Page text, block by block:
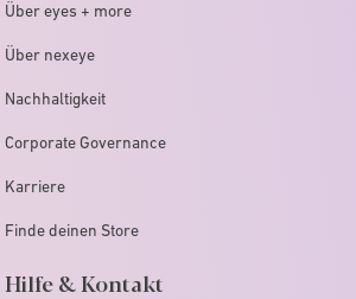
Über eyes + more
Über nexeye
Nachhaltigkeit
Corporate Governance
Karriere
Finde deinen Store
Hilfe & Kontakt